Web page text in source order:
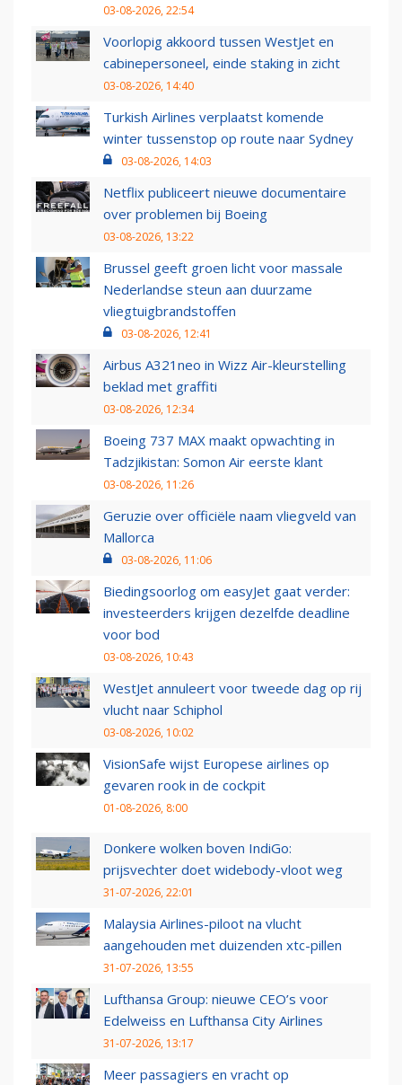
03-08-2026, 22:54
Voorlopig akkoord tussen WestJet en
cabinepersoneel, einde staking in zicht
03-08-2026, 14:40
Turkish Airlines verplaatst komende
winter tussenstop op route naar Sydney
03-08-2026, 14:03
Netflix publiceert nieuwe documentaire
over problemen bij Boeing
03-08-2026, 13:22
Brussel geeft groen licht voor massale
Nederlandse steun aan duurzame
vliegtuigbrandstoffen
03-08-2026, 12:41
Airbus A321neo in Wizz Air-kleurstelling
beklad met graffiti
03-08-2026, 12:34
Boeing 737 MAX maakt opwachting in
Tadzjikistan: Somon Air eerste klant
03-08-2026, 11:26
Geruzie over officiële naam vliegveld van
Mallorca
03-08-2026, 11:06
Biedingsoorlog om easyJet gaat verder:
investeerders krijgen dezelfde deadline
voor bod
03-08-2026, 10:43
WestJet annuleert voor tweede dag op rij
vlucht naar Schiphol
03-08-2026, 10:02
VisionSafe wijst Europese airlines op
gevaren rook in de cockpit
01-08-2026, 8:00
Donkere wolken boven IndiGo:
prijsvechter doet widebody-vloot weg
31-07-2026, 22:01
Malaysia Airlines-piloot na vlucht
aangehouden met duizenden xtc-pillen
31-07-2026, 13:55
Lufthansa Group: nieuwe CEO’s voor
Edelweiss en Lufthansa City Airlines
31-07-2026, 13:17
Meer passagiers en vracht op